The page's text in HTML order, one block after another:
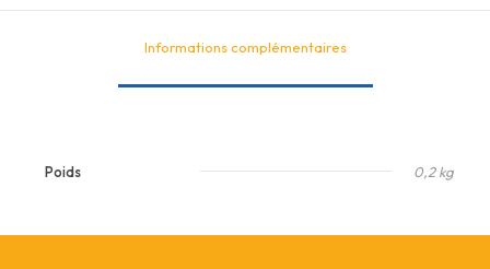
Informations complémentaires
Poids 0,2 kg